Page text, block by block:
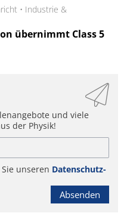
• Industrie &
übernimmt Class 5
und viele
der Physik!
unseren Datenschutz-
Absenden